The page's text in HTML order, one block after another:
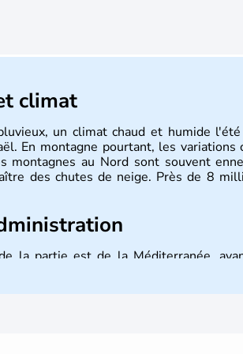
climat
un climat chaud et humide
En montagne pourtant, les variations
montagnes au Nord sont souvent
des chutes de neige. Près de 8
la partie est de la Méditerranée,